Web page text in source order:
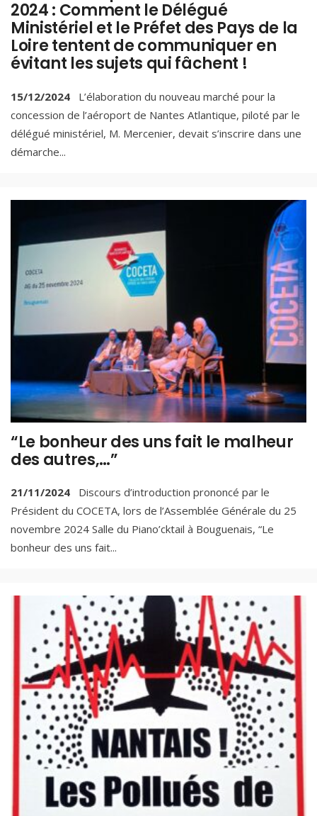
2024 : Comment le Délégué
Ministériel et le Préfet des Pays de la
Loire tentent de communiquer en
évitant les sujets qui fâchent !
15/12/2024
L’élaboration du nouveau marché pour la
concession de l’aéroport de Nantes Atlantique, piloté par le
délégué ministériel, M. Mercenier, devait s’inscrire dans une
démarche...
“Le bonheur des uns fait le malheur
des autres,…”
21/11/2024
Discours d’introduction prononcé par le
Président du COCETA, lors de l’Assemblée Générale du 25
novembre 2024 Salle du Piano’cktail à Bouguenais, “Le
bonheur des uns fait...